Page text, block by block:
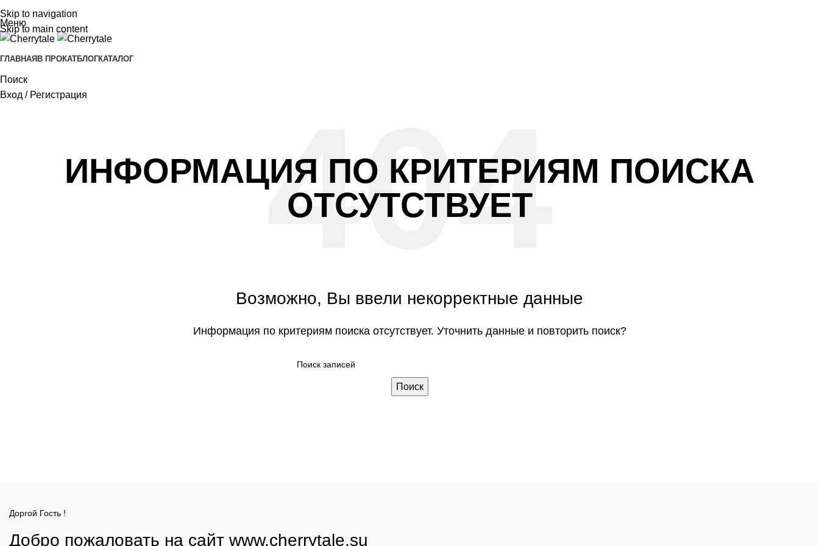
Skip to navigation
Skip to main content
Меню
ГЛАВНАЯ В ПРОКАТБЛОГКАТАЛОГ
Поиск
Вход / Регистрация
ИНФОРМАЦИЯ ПО КРИТЕРИЯМ ПОИСКА
ОТСУТСТВУЕТ
Возможно, Вы ввели некорректные данные
Информация по критериям поиска отсутствует. Уточнить данные и повторить поиск?
Поиск
Доргой Гость !
Добро пожаловать на сайт www.cherrytale.su